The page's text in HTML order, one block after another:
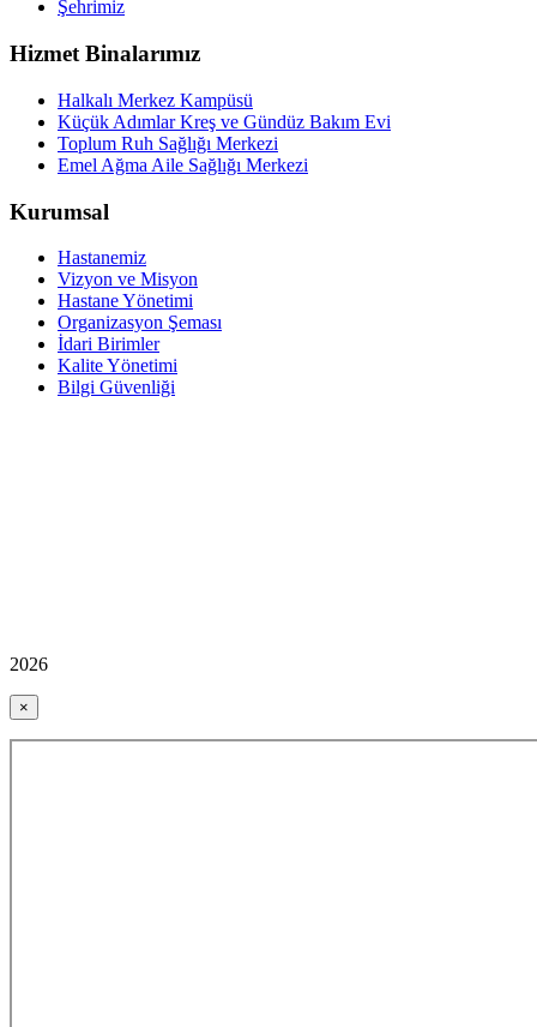
Şehrimiz
Hizmet Binalarımız
Halkalı Merkez Kampüsü
Küçük Adımlar Kreş ve Gündüz Bakım Evi
Toplum Ruh Sağlığı Merkezi
Emel Ağma Aile Sağlığı Merkezi
Kurumsal
Hastanemiz
Vizyon ve Misyon
Hastane Yönetimi
Organizasyon Şeması
İdari Birimler
Kalite Yönetimi
Bilgi Güvenliği
2026
×